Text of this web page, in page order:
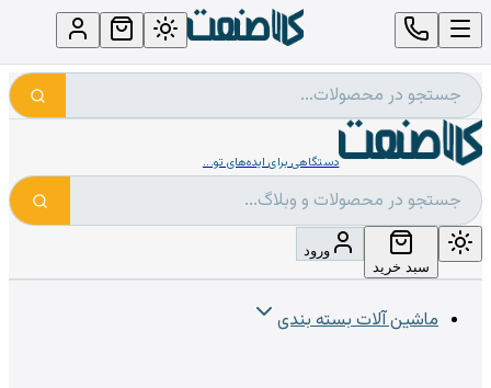
دستگاهی برای ایده‌های تو...
سبد خرید
ورود
ماشین آلات بسته بندی